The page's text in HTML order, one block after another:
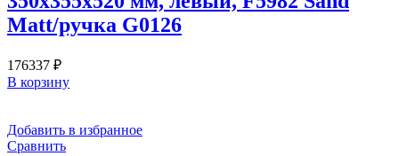
Matt/ручка G0126
176337 ₽
В корзину
Добавить в избранное
Сравнить